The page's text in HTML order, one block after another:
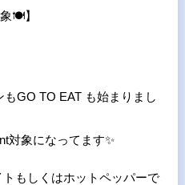
🍽】
GO TO EAT も始まりまし
対象になってます✨
もしくはホットペッパーで